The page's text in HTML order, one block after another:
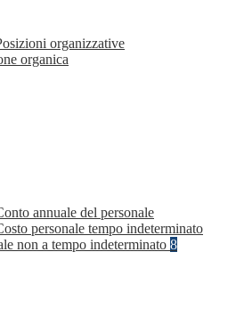
organizzative
organica
annuale del personale
personale tempo indeterminato
non a tempo indeterminato 8